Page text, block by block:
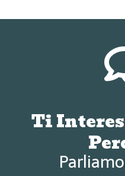
Ti